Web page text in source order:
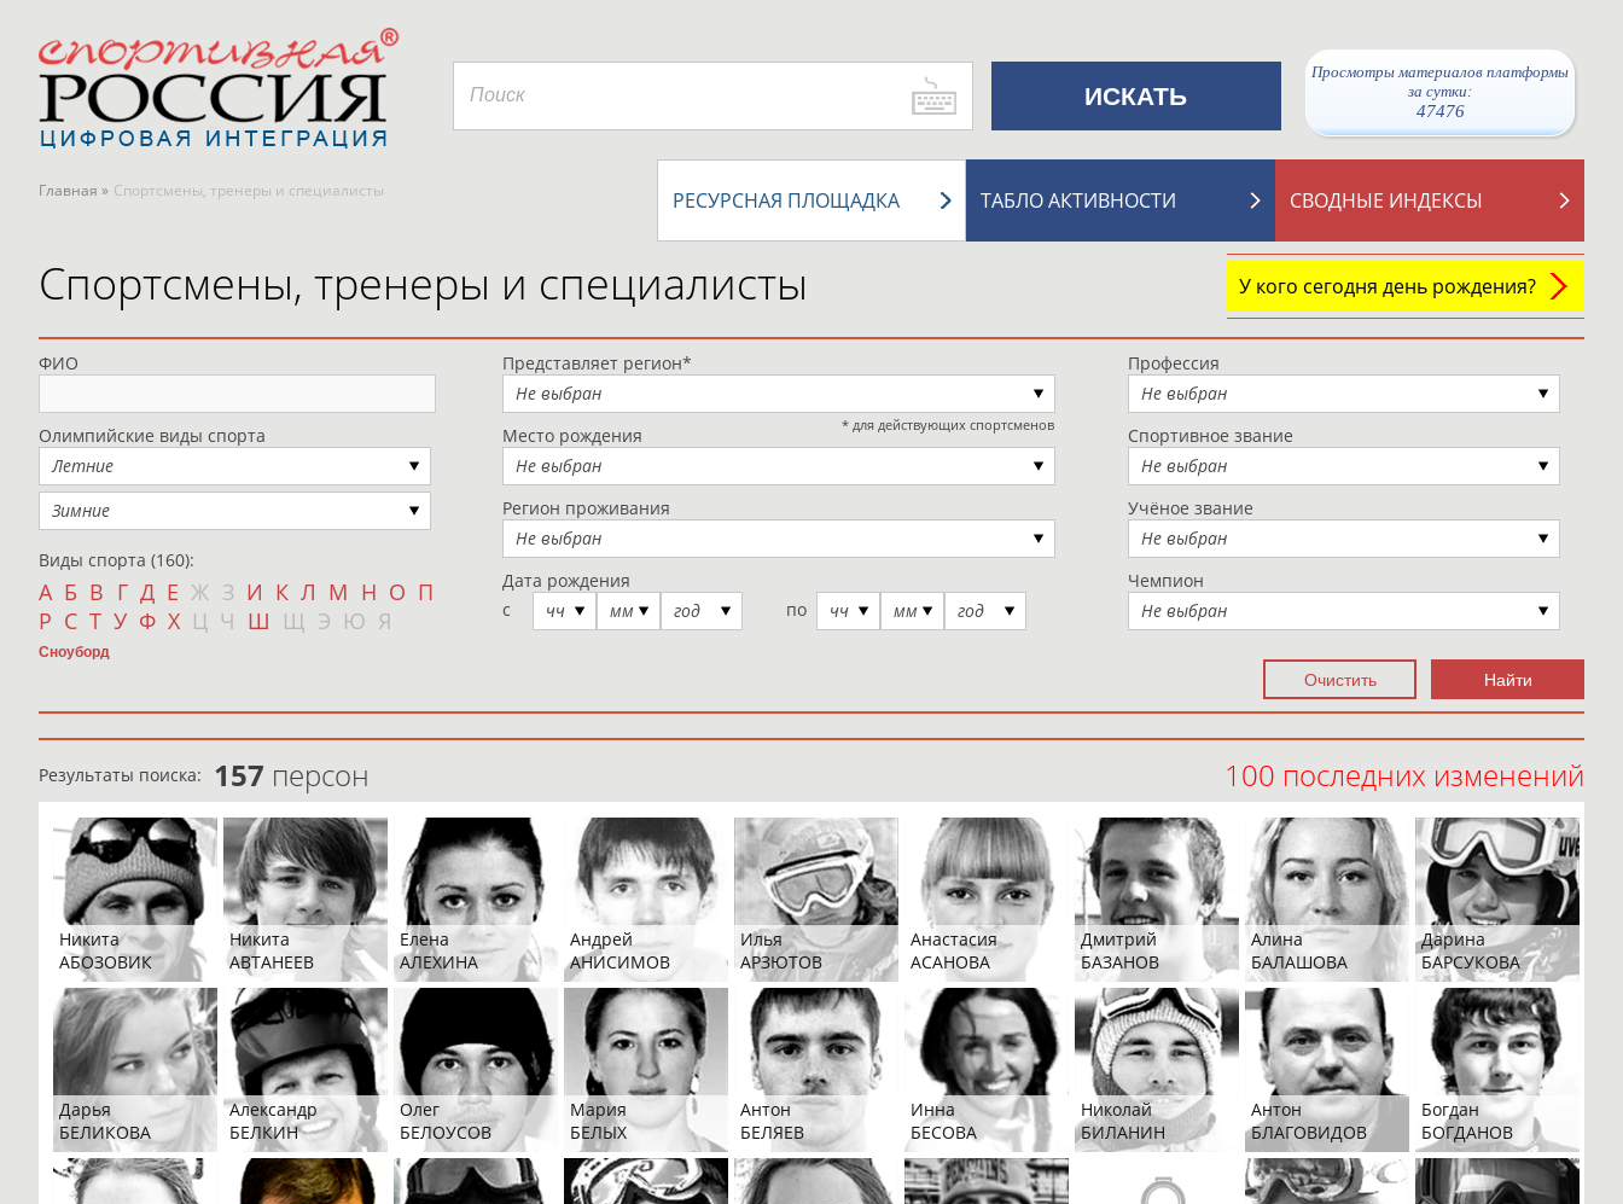
Просмотры материалов платформы
за сутки:
47476
Главная » Спортсмены, тренеры и специалисты СВОДНЫЕ ИНДЕКСЫ
ТАБЛО АКТИВНОСТИ
РЕСУРСНАЯ ПЛОЩАДКА
У кого сегодня день рождения?
Спортсмены, тренеры и специалисты
ФИО
Олимпийские виды спорта
Летние
Зимние
Виды спорта (160):
А Б В Г Д Е Ж З И К Л М Н О П
Р С Т У Ф Х Ц Ч Ш Щ Э Ю Я
Сноуборд
Представляет регион*
Не выбран
* для действующих спортсменов
Место рождения
Не выбран
Регион проживания
Не выбран
Дата рождения
с
чч мм год по чч мм год
Профессия
Не выбран
Спортивное звание
Не выбран
Учёное звание
Не выбран
Чемпион
Не выбран
Результаты поиска: 157 персон 100 последних изменений
Никита
АБОЗОВИК
Никита
АВТАНЕЕВ
Елена
АЛЕХИНА
Андрей
АНИСИМОВ
Илья
АРЗЮТОВ
Анастасия
АСАНОВА
Дмитрий
БАЗАНОВ
Алина
БАЛАШОВА
Дарина
БАРСУКОВА
Дарья
БЕЛИКОВА
Александр
БЕЛКИН
Олег
БЕЛОУСОВ
Мария
БЕЛЫХ
Антон
БЕЛЯЕВ
Инна
БЕСОВА
Николай
БИЛАНИН
Антон
БЛАГОВИДОВ
Богдан
БОГДАНОВ